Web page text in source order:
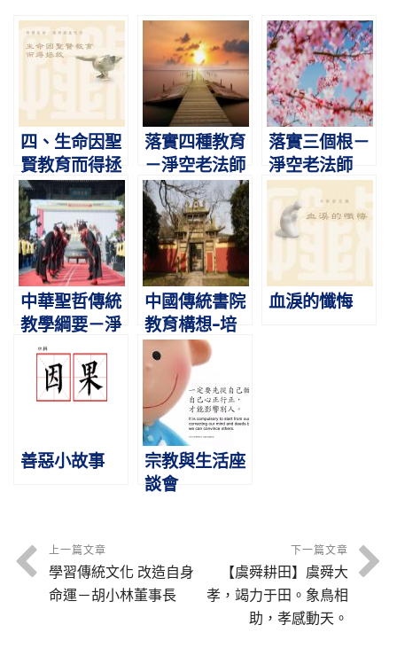
四、生命因聖
賢教育而得拯
救
落實四種教育
－淨空老法師
落實三個根－
淨空老法師
中華聖哲傳統
教學綱要－淨
空老法師
中國傳統書院
教育構想-培
養儒釋道三家
教學師資－淨
空老法師
血淚的懺悔
善惡小故事
宗教與生活座
談會
上一篇文章
學習傳統文化 改造自身
命運－胡小林董事長
下一篇文章
【虞舜耕田】虞舜大
孝，竭力于田。象鳥相
助，孝感動天。